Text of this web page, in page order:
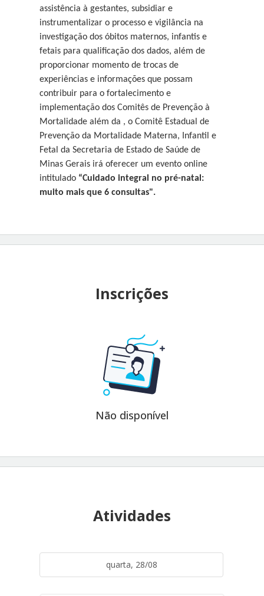
assistência à gestantes, subsidiar e
instrumentalizar o processo e vigilância na
investigação dos óbitos maternos, infantis e
fetais para qualificação dos dados, além de
proporcionar momento de trocas de
experiências e informações que possam
contribuir para o fortalecimento e
implementação dos Comitês de Prevenção à
Mortalidade além da , o Comitê Estadual de
Prevenção da Mortalidade Materna, Infantil e
Fetal da Secretaria de Estado de Saúde de
Minas Gerais irá oferecer um evento online
intitulado “Cuidado integral no pré-natal:
muito mais que 6 consultas".
Inscrições
Não disponível
Atividades
quarta, 28/08